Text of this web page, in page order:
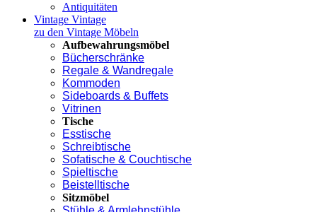
Antiquitäten
Vintage Vintage
zu den Vintage Möbeln
Aufbewahrungsmöbel
Bücherschränke
Regale & Wandregale
Kommoden
Sideboards & Buffets
Vitrinen
Tische
Esstische
Schreibtische
Sofatische & Couchtische
Spieltische
Beistelltische
Sitzmöbel